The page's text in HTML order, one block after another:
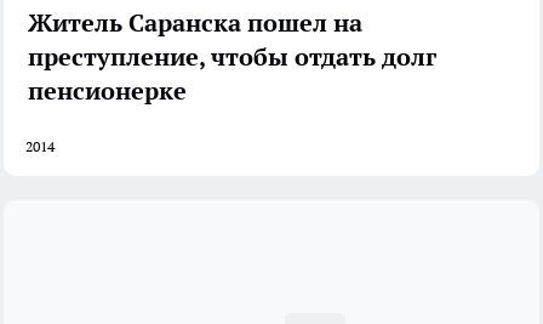
Житель Саранска пошел на
преступление, чтобы отдать долг
пенсионерке
2014